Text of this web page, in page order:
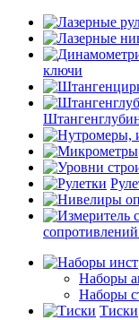
ключи
Наборы
Наборы
Тиски